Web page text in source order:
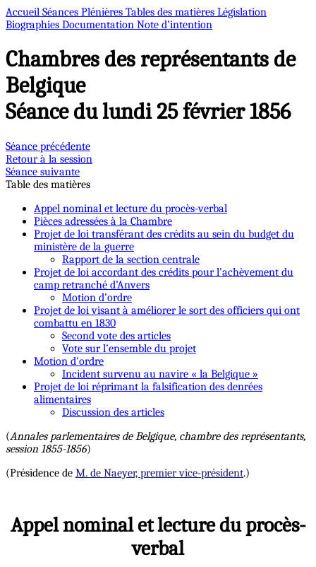
Accueil Séances Plénières Tables des matières Législation
Biographies Documentation Note d’intention
Chambres des représentants de
Belgique
Séance du lundi 25 février 1856
Séance précédente
Retour à la session
Séance suivante
Table des matières
Appel nominal et lecture du procès-verbal
Pièces adressées à la Chambre
Projet de loi transférant des crédits au sein du budget du
ministère de la guerre
Rapport de la section centrale
Projet de loi accordant des crédits pour l’achèvement du
camp retranché d’Anvers
Motion d’ordre
Projet de loi visant à améliorer le sort des officiers qui ont
combattu en 1830
Second vote des articles
Vote sur l’ensemble du projet
Motion d'ordre
Incident survenu au navire « la Belgique »
Projet de loi réprimant la falsification des denrées
alimentaires
Discussion des articles
(Annales parlementaires de Belgique, chambre des représentants,
session 1855-1856)
(Présidence de M. de Naeyer, premier vice-président.)
Appel nominal et lecture du procès-
verbal